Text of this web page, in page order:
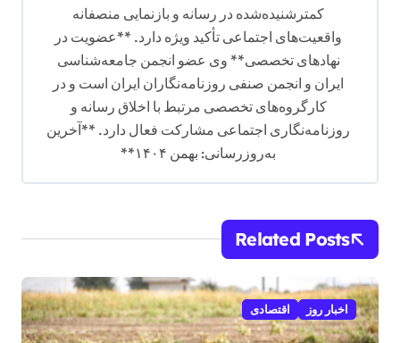
کمترشنیده‌شده در رسانه و بازنمایی منصفانه
واقعیت‌های اجتماعی تأکید ویژه دارد. **عضویت در
نهادهای تخصصی** وی عضو انجمن جامعه‌شناسی
ایران و انجمن صنفی روزنامه‌نگاران ایران است و در
کارگروه‌های تخصصی مرتبط با اخلاق رسانه و
روزنامه‌نگاری اجتماعی مشارکت فعال دارد. **آخرین
به‌روزرسانی: بهمن ۱۴۰۴**
Related Posts
اخبار روز اقتصادی